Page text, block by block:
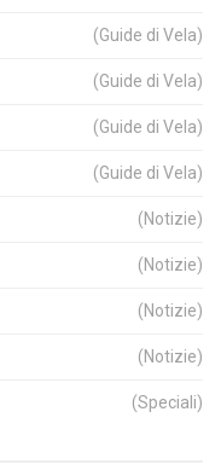
(Guide di Vela)
(Guide di Vela)
(Guide di Vela)
(Guide di Vela)
(Notizie)
(Notizie)
(Notizie)
(Notizie)
(Speciali)